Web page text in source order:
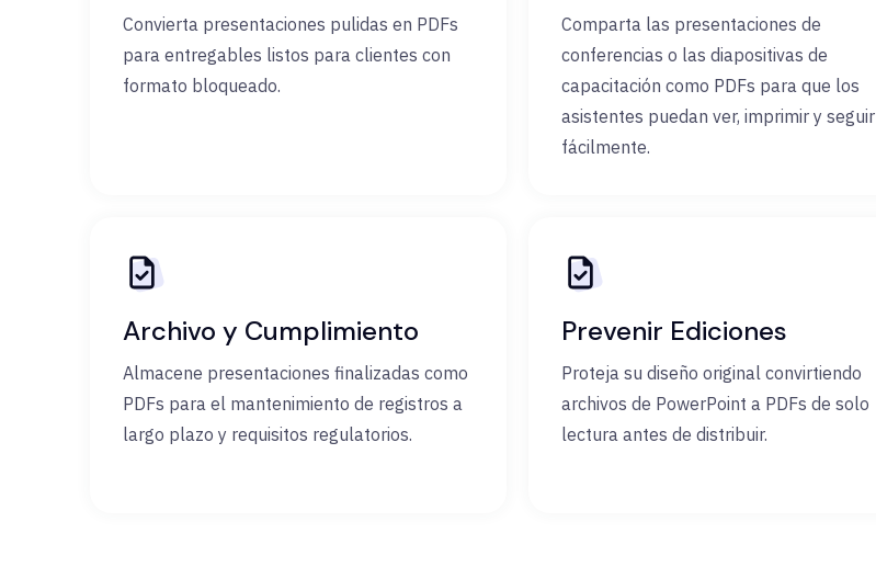
Convierta presentaciones pulidas en PDFs
para entregables listos para clientes con
formato bloqueado.
Comparta las presentaciones de
conferencias o las diapositivas de
capacitación como PDFs para que los
asistentes puedan ver, imprimir y seguir
fácilmente.
Archivo y Cumplimiento
Almacene presentaciones finalizadas como
PDFs para el mantenimiento de registros a
largo plazo y requisitos regulatorios.
Prevenir Ediciones
Proteja su diseño original convirtiendo
archivos de PowerPoint a PDFs de solo
lectura antes de distribuir.